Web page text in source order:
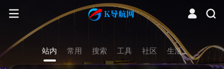
站内 常用 搜索 工具 社区 生活